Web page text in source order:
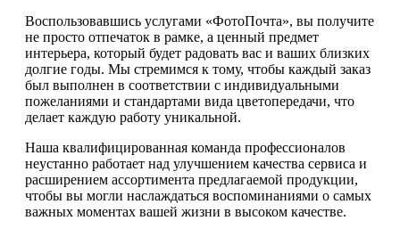
Воспользовавшись услугами «ФотоПочта», вы получите
не просто отпечаток в рамке, а ценный предмет
интерьера, который будет радовать вас и ваших близких
долгие годы. Мы стремимся к тому, чтобы каждый заказ
был выполнен в соответствии с индивидуальными
пожеланиями и стандартами вида цветопередачи, что
делает каждую работу уникальной.
Наша квалифицированная команда профессионалов
неустанно работает над улучшением качества сервиса и
расширением ассортимента предлагаемой продукции,
чтобы вы могли наслаждаться воспоминаниями о самых
важных моментах вашей жизни в высоком качестве.